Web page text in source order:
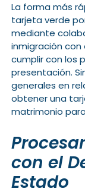
La forma más
tarjeta verde
mediante
inmigración
cumplir con los
presentación.
generales en
obtener una
matrimonio
con el
Estado